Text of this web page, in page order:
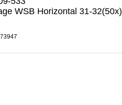
WSB Horizontal 31-32(50x)